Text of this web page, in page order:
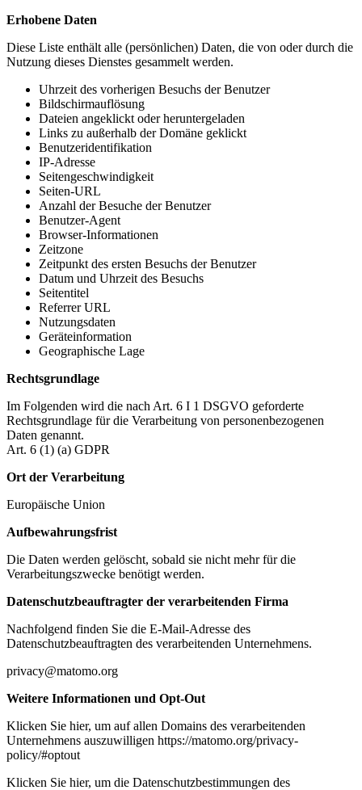
Erhobene Daten
Diese Liste enthält alle (persönlichen) Daten, die von oder durch die
Nutzung dieses Dienstes gesammelt werden.
Uhrzeit des vorherigen Besuchs der Benutzer
Bildschirmauflösung
Dateien angeklickt oder heruntergeladen
Links zu außerhalb der Domäne geklickt
Benutzeridentifikation
IP-Adresse
Seitengeschwindigkeit
Seiten-URL
Anzahl der Besuche der Benutzer
Benutzer-Agent
Browser-Informationen
Zeitzone
Zeitpunkt des ersten Besuchs der Benutzer
Datum und Uhrzeit des Besuchs
Seitentitel
Referrer URL
Nutzungsdaten
Geräteinformation
Geographische Lage
Rechtsgrundlage
Im Folgenden wird die nach Art. 6 I 1 DSGVO geforderte
Rechtsgrundlage für die Verarbeitung von personenbezogenen
Daten genannt.
Art. 6 (1) (a) GDPR
Ort der Verarbeitung
Europäische Union
Aufbewahrungsfrist
Die Daten werden gelöscht, sobald sie nicht mehr für die
Verarbeitungszwecke benötigt werden.
Datenschutzbeauftragter der verarbeitenden Firma
Nachfolgend finden Sie die E-Mail-Adresse des
Datenschutzbeauftragten des verarbeitenden Unternehmens.
privacy@matomo.org
Weitere Informationen und Opt-Out
Klicken Sie hier, um auf allen Domains des verarbeitenden
Unternehmens auszuwilligen https://matomo.org/privacy-
policy/#optout
Klicken Sie hier, um die Datenschutzbestimmungen des